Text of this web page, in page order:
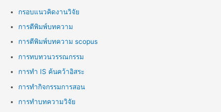
กรอบแนวคิดงานวิจัย
การตีพิมพ์บทความ
การตีพิมพ์บทความ scopus
การทบทวนวรรณกรรม
การทำ IS ค้นคว้าอิสระ
การทำกิจกรรมการสอน
การทำบทความวิจัย